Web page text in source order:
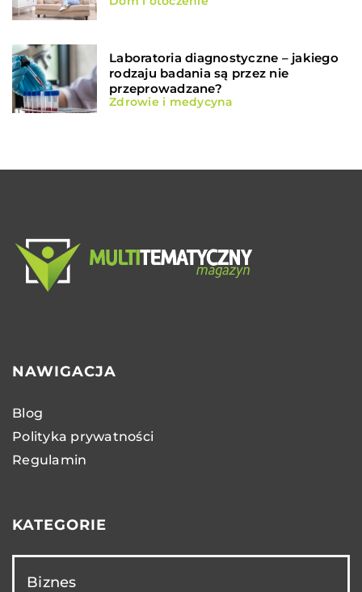
Laboratoria diagnostyczne – jakiego
rodzaju badania są przez nie
przeprowadzane?
Zdrowie i medycyna
NAWIGACJA
Blog
Polityka prywatności
Regulamin
KATEGORIE
Biznes